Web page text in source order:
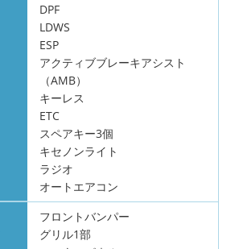
DPF
LDWS
ESP
アクティブブレーキアシスト
（AMB）
キーレス
ETC
スペアキー3個
キセノンライト
ラジオ
オートエアコン
フロントバンパー
グリル1部